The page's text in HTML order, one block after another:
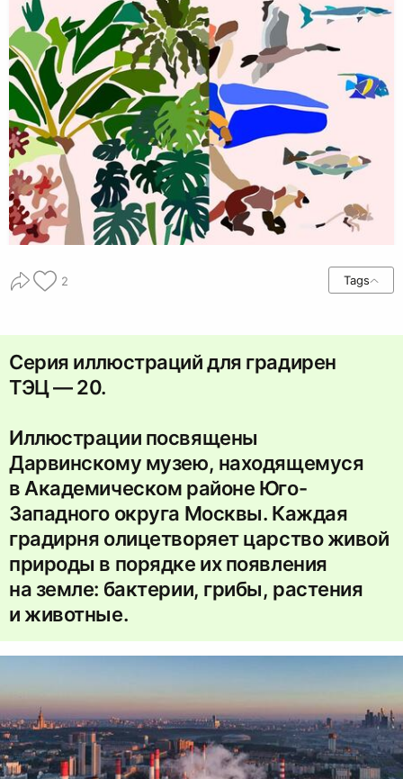
2 Tags
Серия иллюстраций для градирен
ТЭЦ — 20.
Иллюстрации посвящены
Дарвинскому музею, находящемуся
в Академическом районе Юго-
Западного округа Москвы. Каждая
градирня олицетворяет царство живой
природы в порядке их появления
на земле: бактерии, грибы, растения
и животные.